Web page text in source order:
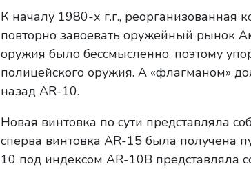
К началу 1980-х г.г.,
повторно завоевать оружейный рынок
оружия было бессмысленно, поэтому
полицейского оружия. А «флагманом»
назад AR-10.
Новая винтовка по сути представляла
сперва винтовка AR-15 была получена
10 под индексом AR-10B представляла